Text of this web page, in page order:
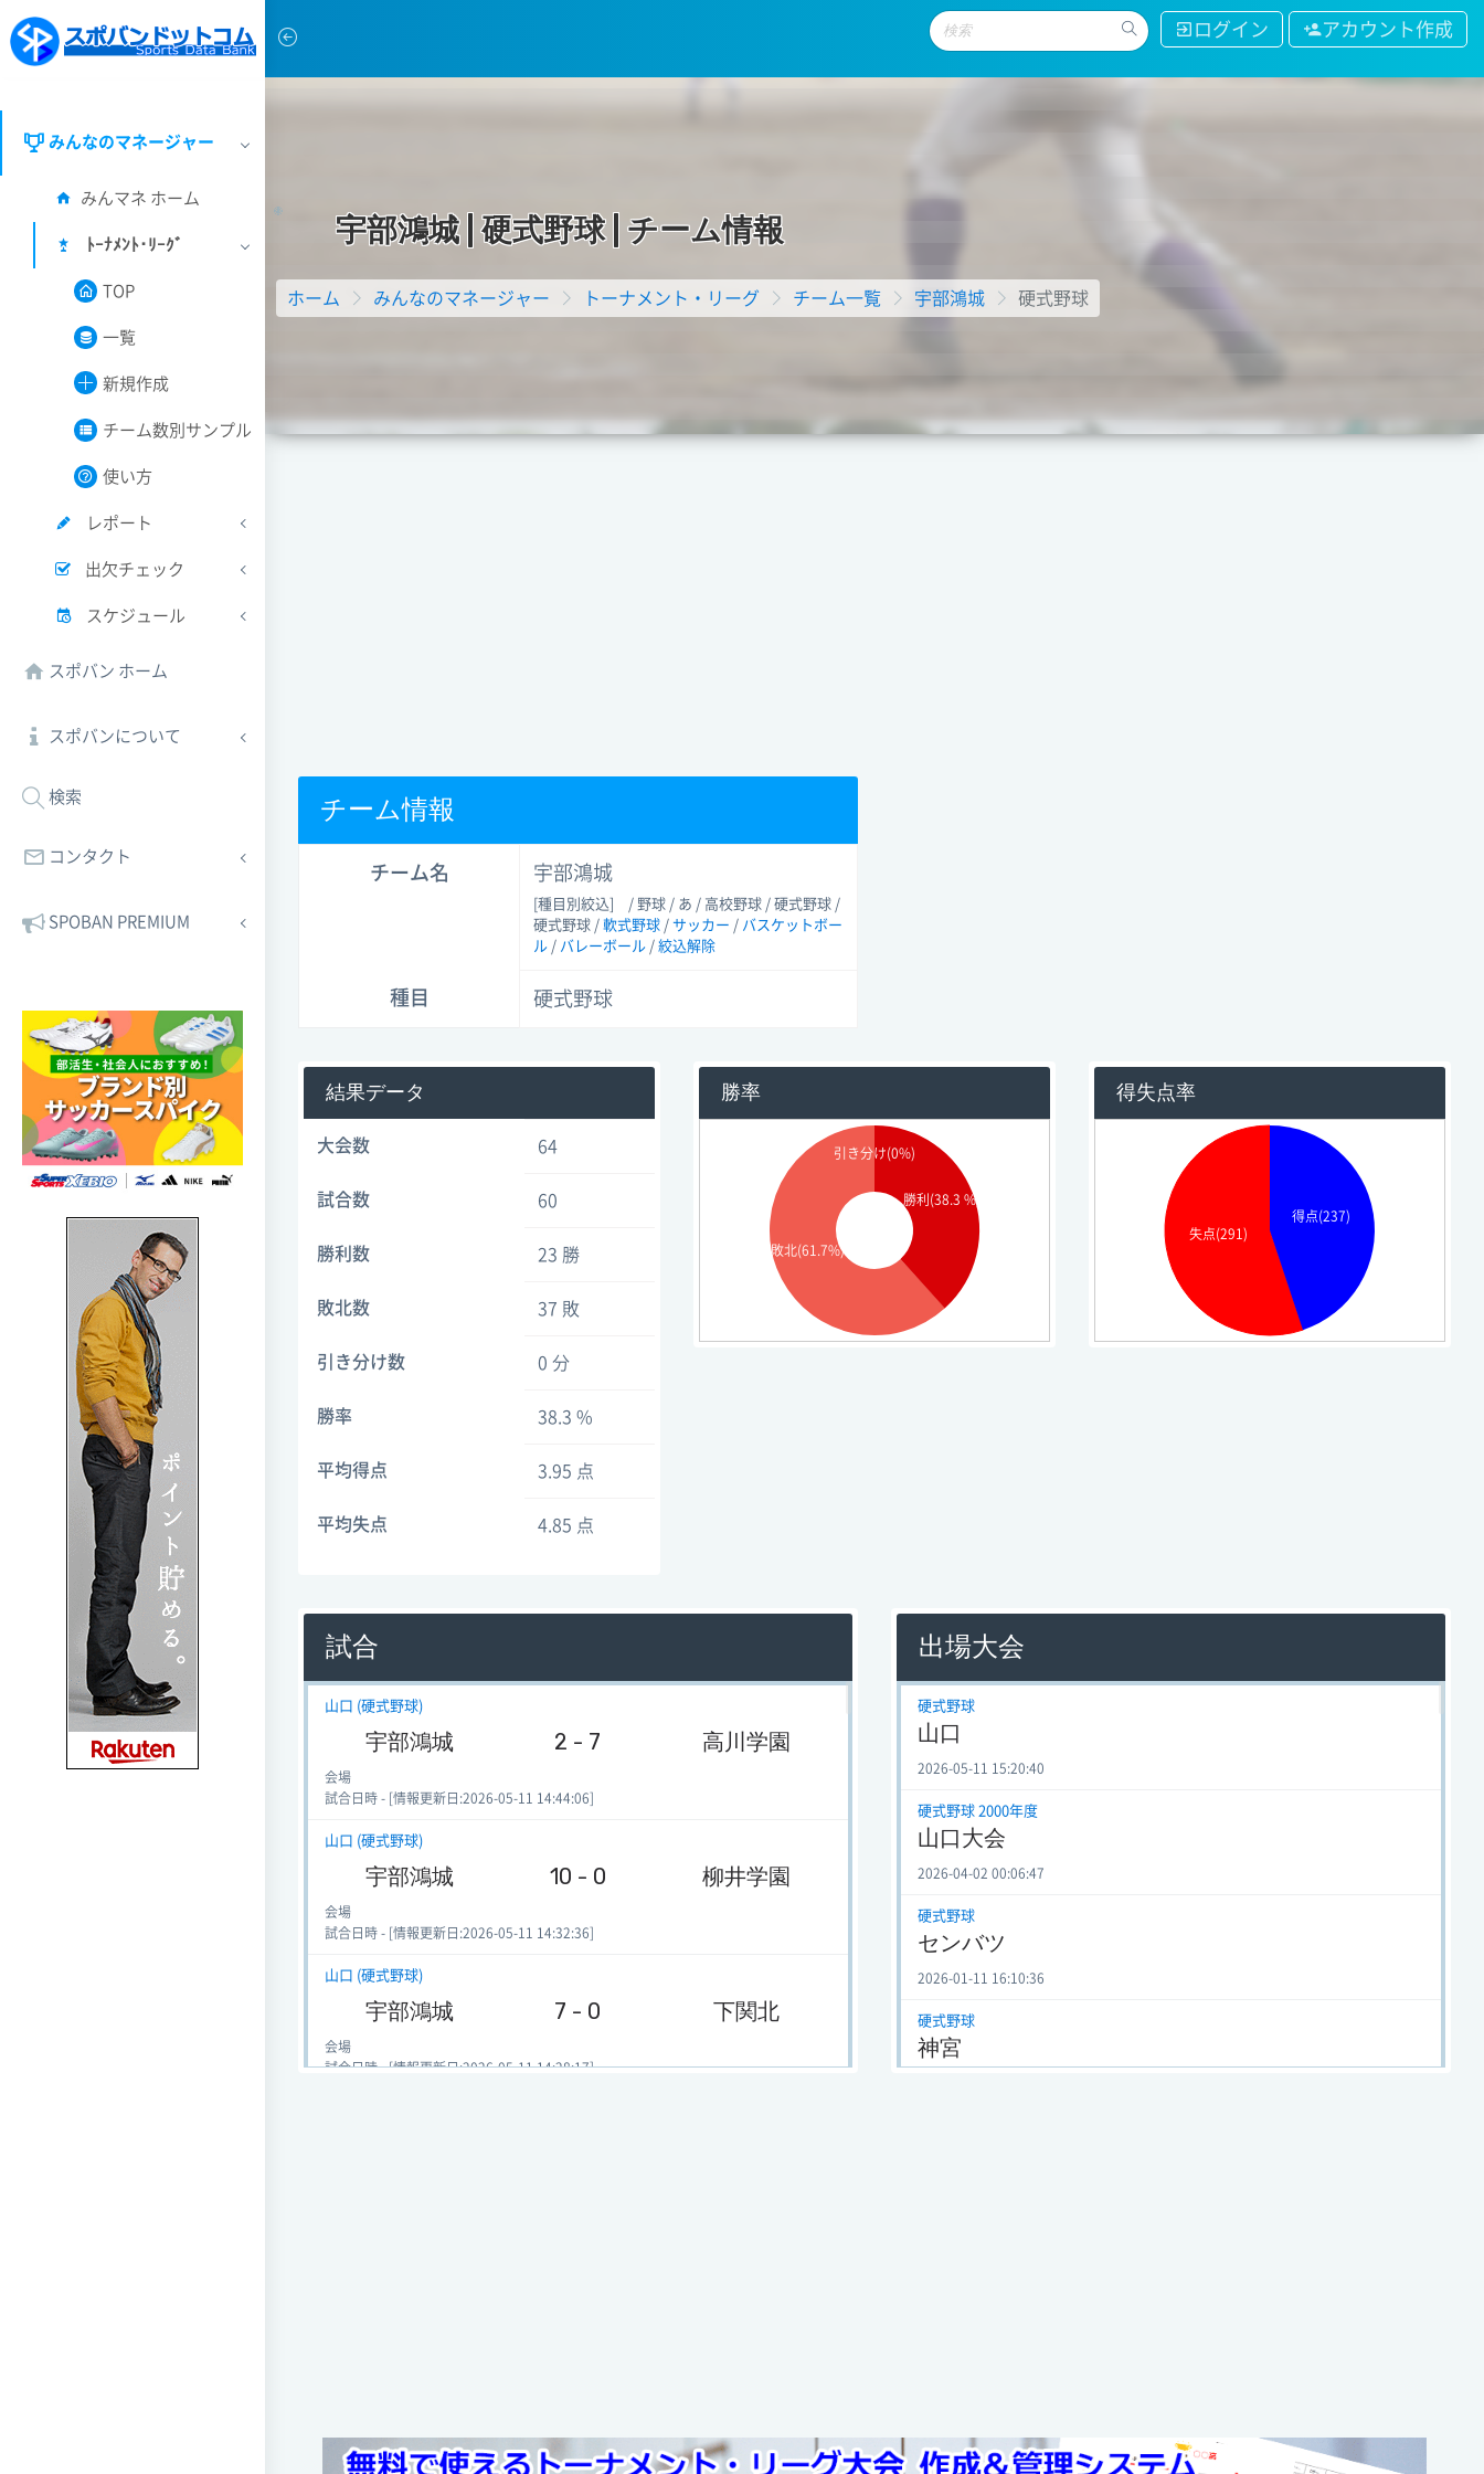
ログイン アカウント作成
みんなのマネージャー
みんマネ ホーム
ﾄｰﾅﾒﾝﾄ･ﾘｰｸﾞ
TOP
一覧
新規作成
チーム数別サンプル
使い方
レポート
出欠チェック
スケジュール
スポバン ホーム
スポバンについて
検索
コンタクト
SPOBAN PREMIUM
宇部鴻城 硬式野球 チーム情報
ホーム みんなのマネージャー トーナメント・リーグ チーム一覧 宇部鴻城 硬式野球
チーム情報
チーム名 宇部鴻城
[種目別絞込]
/ 野球 / あ / 高校野球 / 硬式野球 /
硬式野球 / 軟式野球 / サッカー / バスケットボー
ル / バレーボール / 絞込解除
種目 硬式野球
結果データ
大会数 64
試合数 60
勝利数 23 勝
敗北数 37 敗
引き分け数 0 分
勝率 38.3 %
平均得点 3.95 点
平均失点 4.85 点
勝率
勝利(38.3 %)
敗北(61.7%)
引き分け(0%)
得失点率
得点(237)
失点(291)
試合
山口 (硬式野球)
宇部鴻城 2 - 7 高川学園
会場
試合日時 - [情報更新日:2026-05-11 14:44:06]
山口 (硬式野球)
宇部鴻城 10 - 0 柳井学園
会場
試合日時 - [情報更新日:2026-05-11 14:32:36]
山口 (硬式野球)
宇部鴻城 7 - 0 下関北
会場
試合日時 - [情報更新日:2026-05-11 14:28:17]
会場
出場大会
硬式野球
山口
2026-05-11 15:20:40
硬式野球 2000年度
山口大会
2026-04-02 00:06:47
硬式野球
センバツ
2026-01-11 16:10:36
硬式野球
神宮
硬式野球 1998年度
山口大会